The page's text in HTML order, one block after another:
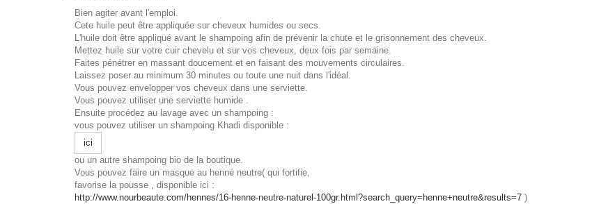
Bien agiter avant l'emploi.
Cete huile peut être appliquée sur cheveux humides ou secs.
L'huile doit être appliqué avant le shampoing afin de prévenir la chute et le grisonnement des cheveux.
Mettez huile sur votre cuir chevelu et sur vos cheveux, deux fois par semaine.
Faites pénétrer en massant doucement et en faisant des mouvements circulaires.
Laissez poser au minimum 30 minutes ou toute une nuit dans l'idéal.
Vous pouvez envelopper vos cheveux dans une serviette.
Vous pouvez utiliser une serviette humide .
Ensuite procédez au lavage avec un shampoing :
vous pouvez utiliser un shampoing Khadi disponible :
ici
ou un autre shampoing bio de la boutique.
Vous pouvez faire un masque au henné neutre( qui fortifie,
favorise la pousse , disponible ici :
http://www.nourbeaute.com/hennes/16-henne-neutre-naturel-100gr.html?search_query=henne+neutre&results=7 )